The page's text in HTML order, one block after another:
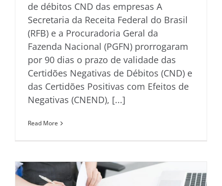
de débitos CND das empresas A
Secretaria da Receita Federal do Brasil
(RFB) e a Procuradoria Geral da
Fazenda Nacional (PGFN) prorrogaram
por 90 dias o prazo de validade das
Certidões Negativas de Débitos (CND) e
das Certidões Positivas com Efeitos de
Negativas (CNEND), [...]
Read More